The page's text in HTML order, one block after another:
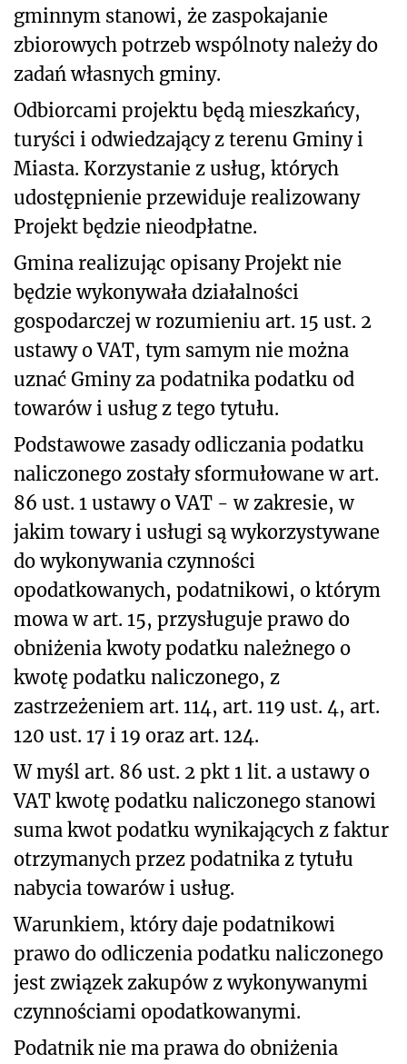
gminnym stanowi, że zaspokajanie
zbiorowych potrzeb wspólnoty należy do
zadań własnych gminy.
Odbiorcami projektu będą mieszkańcy,
turyści i odwiedzający z terenu Gminy i
Miasta. Korzystanie z usług, których
udostępnienie przewiduje realizowany
Projekt będzie nieodpłatne.
Gmina realizując opisany Projekt nie
będzie wykonywała działalności
gospodarczej w rozumieniu art. 15 ust. 2
ustawy o VAT, tym samym nie można
uznać Gminy za podatnika podatku od
towarów i usług z tego tytułu.
Podstawowe zasady odliczania podatku
naliczonego zostały sformułowane w art.
86 ust. 1 ustawy o VAT - w zakresie, w
jakim towary i usługi są wykorzystywane
do wykonywania czynności
opodatkowanych, podatnikowi, o którym
mowa w art. 15, przysługuje prawo do
obniżenia kwoty podatku należnego o
kwotę podatku naliczonego, z
zastrzeżeniem art. 114, art. 119 ust. 4, art.
120 ust. 17 i 19 oraz art. 124.
W myśl art. 86 ust. 2 pkt 1 lit. a ustawy o
VAT kwotę podatku naliczonego stanowi
suma kwot podatku wynikających z faktur
otrzymanych przez podatnika z tytułu
nabycia towarów i usług.
Warunkiem, który daje podatnikowi
prawo do odliczenia podatku naliczonego
jest związek zakupów z wykonywanymi
czynnościami opodatkowanymi.
Podatnik nie ma prawa do obniżenia